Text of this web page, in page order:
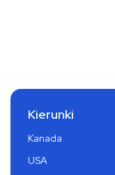
Kierunki
Kanada
USA